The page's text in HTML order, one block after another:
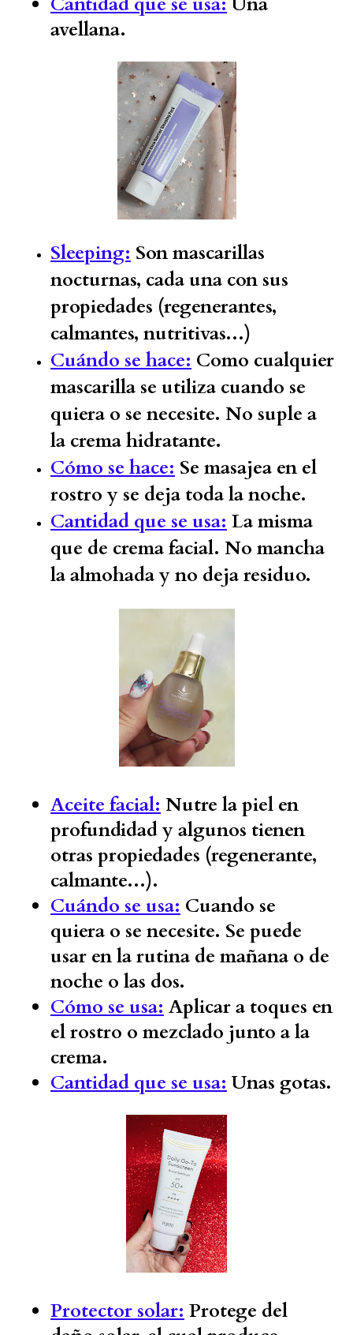
avellana.
Sleeping: Son mascarillas
nocturnas, cada una con sus
propiedades (regenerantes,
calmantes, nutritivas...)
Cuándo se hace: Como cualquier
mascarilla se utiliza cuando se
quiera o se necesite. No suple a
la crema hidratante.
Cómo se hace: Se masajea en el
rostro y se deja toda la noche.
Cantidad que se usa: La misma
que de crema facial. No mancha
la almohada y no deja residuo.
Aceite facial: Nutre la piel en
profundidad y algunos tienen
otras propiedades (regenerante,
calmante...).
Cuándo se usa: Cuando se
quiera o se necesite. Se puede
usar en la rutina de mañana o de
noche o las dos.
Cómo se usa: Aplicar a toques en
el rostro o mezclado junto a la
crema.
Cantidad que se usa: Unas gotas.
Protector solar: Protege del